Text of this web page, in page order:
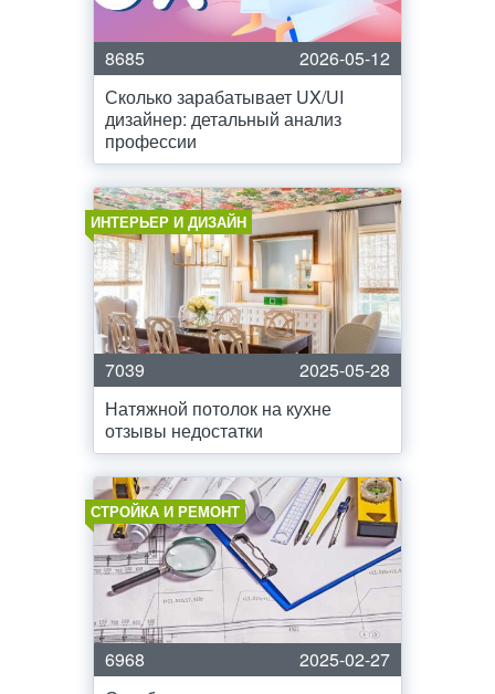
8685
2026-05-12
Сколько зарабатывает UX/UI
дизайнер: детальный анализ
профессии
ИНТЕРЬЕР И ДИЗАЙН
7039
2025-05-28
Натяжной потолок на кухне
отзывы недостатки
СТРОЙКА И РЕМОНТ
6968
2025-02-27